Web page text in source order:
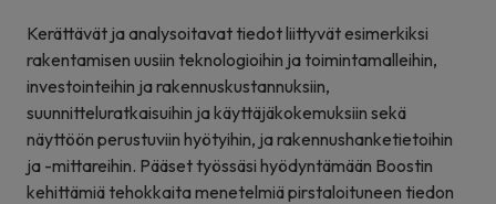
Kerättävät ja analysoitavat tiedot liittyvät esimerkiksi
rakentamisen uusiin teknologioihin ja toimintamalleihin,
investointeihin ja rakennuskustannuksiin,
suunnitteluratkaisuihin ja käyttäjäkokemuksiin sekä
näyttöön perustuviin hyötyihin, ja rakennushanketietoihin
ja -mittareihin. Pääset työssäsi hyödyntämään Boostin
kehittämiä tehokkaita menetelmiä pirstaloituneen tiedon